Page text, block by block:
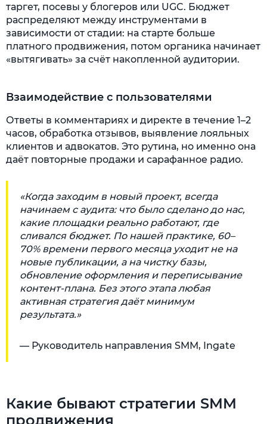
таргет, посевы у блогеров или UGC. Бюджет
распределяют между инструментами в
зависимости от стадии: на старте больше
платного продвижения, потом органика начинает
«вытягивать» за счёт накопленной аудитории.
Взаимодействие с пользователями
Ответы в комментариях и директе в течение 1–2
часов, обработка отзывов, выявление лояльных
клиентов и адвокатов. Это рутина, но именно она
даёт повторные продажи и сарафанное радио.
«Когда заходим в новый проект, всегда
начинаем с аудита: что было сделано до нас,
какие площадки реально работают, где
сливался бюджет. По нашей практике, 60–
70% времени первого месяца уходит не на
новые публикации, а на чистку базы,
обновление оформления и переписывание
контент-плана. Без этого этапа любая
активная стратегия даёт минимум
результата.»
— Руководитель направления SMM, Ingate
Какие бывают стратегии SMM
продвижения